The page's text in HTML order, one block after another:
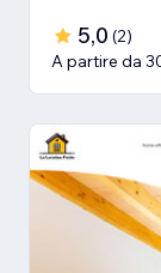
5,0 (2)
A partire da